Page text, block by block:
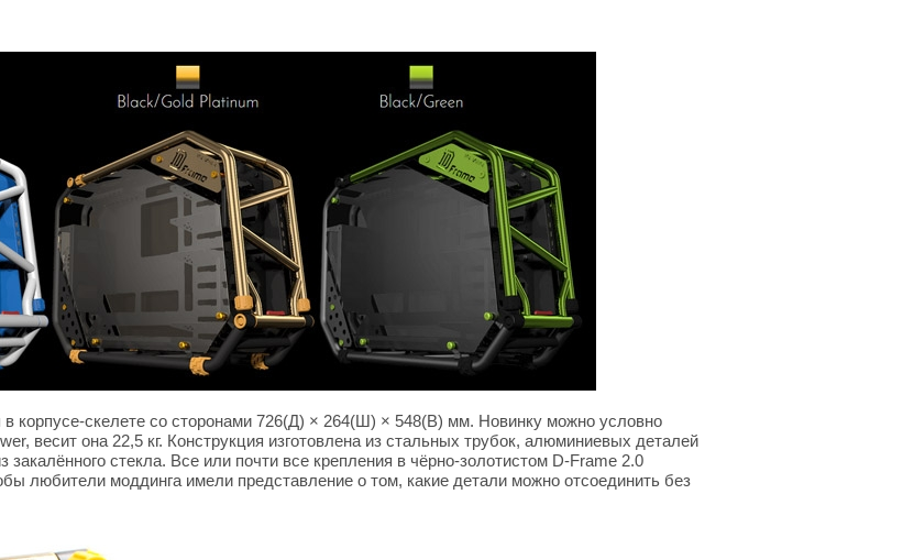
корпусе-скелете со сторонами 726(Д) × 264(Ш) × 548(В) мм. Новинку можно условно
весит она 22,5 кг. Конструкция изготовлена из стальных трубок, алюминиевых деталей
стекла. Все или почти все крепления в чёрно-золотистом D-Frame 2.0
любители моддинга имели представление о том, какие детали можно отсоединить без